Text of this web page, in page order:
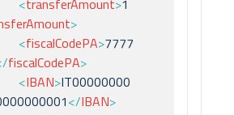
<transferAmount>1
>
<fiscalCodePA>7777
fiscalCodePA>
<IBAN>IT00000000
</IBAN>